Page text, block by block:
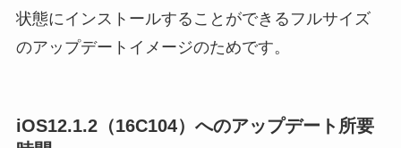
状態にインストールすることができるフルサイズ
のアップデートイメージのためです。
iOS12.1.2（16C104）へのアップデート所要